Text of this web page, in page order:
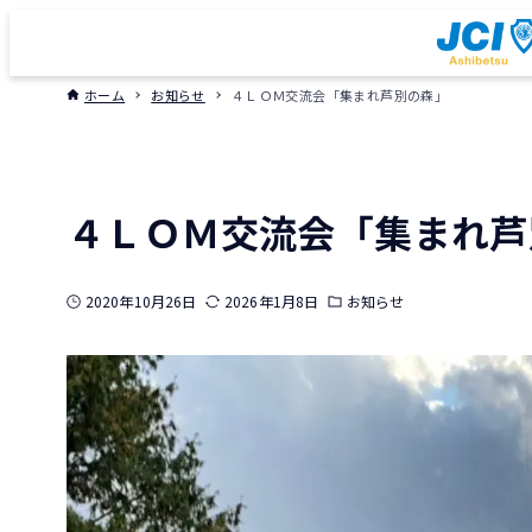
ホーム お知らせ ４ＬＯＭ交流会「集まれ芦別の森」
４ＬＯＭ交流会「集まれ
2020年10月26日 2026年1月8日 お知らせ